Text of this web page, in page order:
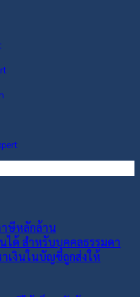
ษีหลักล้าน
ด้ สำหรับบุคคลธรรมดา
เงินในบัญชีถูกส่งให้